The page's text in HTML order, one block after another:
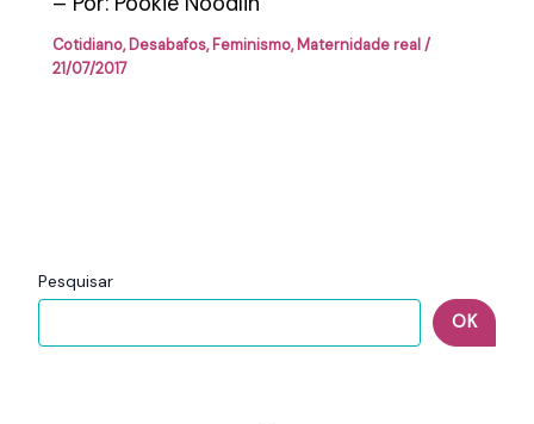
Pesquisar
OK
Cotidiano,Desabafos,Feminismo,Maternidade real/
21/07/2017